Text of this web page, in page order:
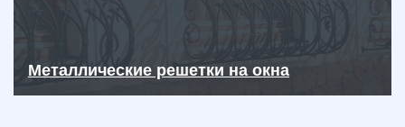
Металлические решетки на окна